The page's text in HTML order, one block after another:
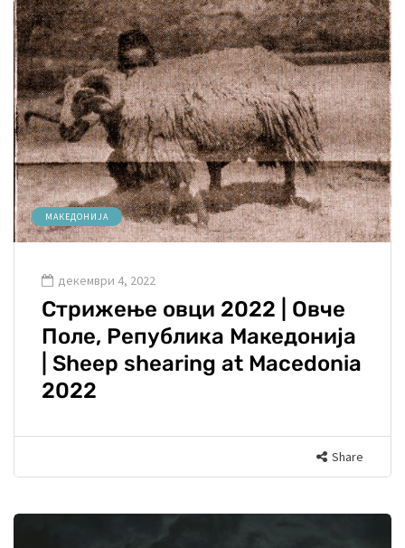
МАКЕДОНИЈА
декември 4, 2022
Стрижење овци 2022 | Овче
Поле, Република Македонија
| Sheep shearing at Macedonia
2022
Share